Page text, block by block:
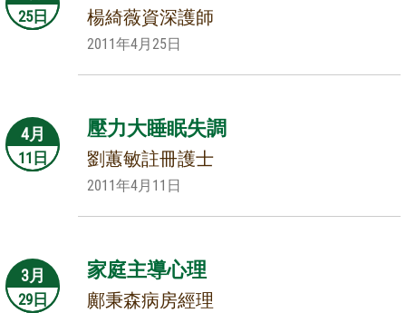
25日
楊綺薇資深護師
2011年4月25日
4月
11日
壓力大睡眠失調
劉蕙敏註冊護士
2011年4月11日
3月
29日
家庭主導心理
鄺秉森病房經理